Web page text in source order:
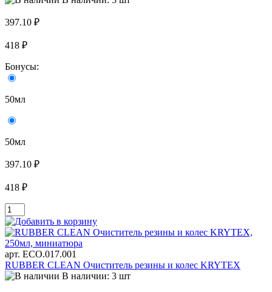
397.10 ₽
418 ₽
Бонусы:
50мл
50мл
397.10 ₽
418 ₽
арт. ECO.017.001
RUBBER CLEAN Очиститель резины и колес KRYTEX
В наличии: 3 шт